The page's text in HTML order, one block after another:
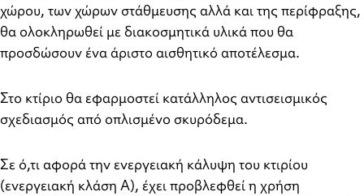
χώρου, των χώρων στάθμευσης αλλά και της περίφραξης,
θα ολοκληρωθεί με διακοσμητικά υλικά που θα
προσδώσουν ένα άριστο αισθητικό αποτέλεσμα.
Στο κτίριο θα εφαρμοστεί κατάλληλος αντισεισμικός
σχεδιασμός από οπλισμένο σκυρόδεμα.
Σε ό,τι αφορά την ενεργειακή κάλυψη του κτιρίου
(ενεργειακή κλάση Α), έχει προβλεφθεί η χρήση